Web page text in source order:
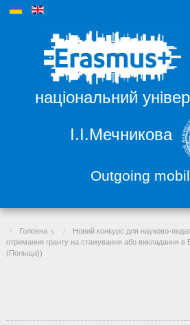
національний
І.І.Мечникова
Outgoing
Головна
Новий конкурс для науково-
отримання гранту на стажування або викладання в
(Польща))